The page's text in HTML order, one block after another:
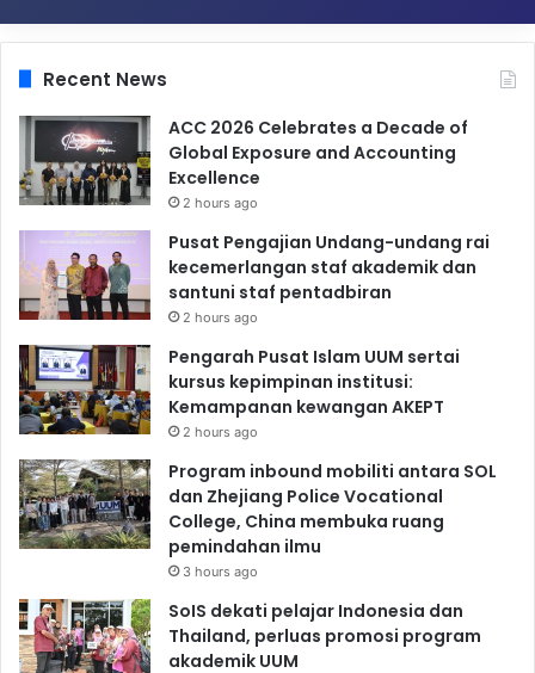
Recent News
ACC 2026 Celebrates a Decade of
Global Exposure and Accounting
Excellence
2 hours ago
Pusat Pengajian Undang-undang rai
kecemerlangan staf akademik dan
santuni staf pentadbiran
2 hours ago
Pengarah Pusat Islam UUM sertai
kursus kepimpinan institusi:
Kemampanan kewangan AKEPT
2 hours ago
Program inbound mobiliti antara SOL
dan Zhejiang Police Vocational
College, China membuka ruang
pemindahan ilmu
3 hours ago
SoIS dekati pelajar Indonesia dan
Thailand, perluas promosi program
akademik UUM